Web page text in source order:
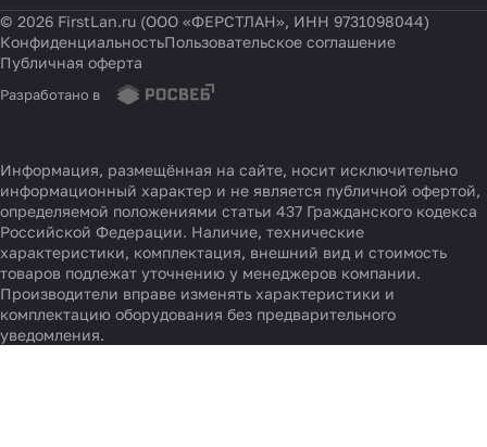
© 2026 FirstLan.ru (ООО «ФЕРСТЛАН», ИНН 9731098044)
КонфиденциальностьПользовательское соглашение
Публичная оферта
Разработано в
Информация, размещённая на сайте, носит исключительно
информационный характер и не является публичной офертой,
определяемой положениями статьи 437 Гражданского кодекса
Российской Федерации. Наличие, технические
характеристики, комплектация, внешний вид и стоимость
товаров подлежат уточнению у менеджеров компании.
Производители вправе изменять характеристики и
комплектацию оборудования без предварительного
уведомления.